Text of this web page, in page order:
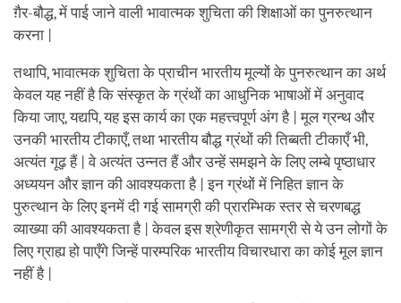
ग़ैर-बौद्ध, में पाई जाने वाली भावात्मक शुचिता की शिक्षाओं का पुनरुत्थान
करना |
तथापि, भावात्मक शुचिता के प्राचीन भारतीय मूल्यों के पुनरुत्थान का अर्थ
केवल यह नहीं है कि संस्कृत के ग्रंथों का आधुनिक भाषाओं में अनुवाद
किया जाए, यद्यपि, यह इस कार्य का एक महत्त्वपूर्ण अंग है | मूल ग्रन्थ और
उनकी भारतीय टीकाएँ, तथा भारतीय बौद्ध ग्रंथों की तिब्बती टीकाएँ भी,
अत्यंत गूढ़ हैं | वे अत्यंत उन्नत हैं और उन्हें समझने के लिए लम्बे पृष्ठाधार
अध्ययन और ज्ञान की आवश्यकता है | इन ग्रंथों में निहित ज्ञान के
पुरुत्थान के लिए इनमें दी गई सामग्री की प्रारम्भिक स्तर से चरणबद्ध
व्याख्या की आवश्यकता है | केवल इस श्रेणीकृत सामग्री से ये उन लोगों के
लिए ग्राह्य हो पाएँगे जिन्हें पारम्परिक भारतीय विचारधारा का कोई मूल ज्ञान
नहीं है |